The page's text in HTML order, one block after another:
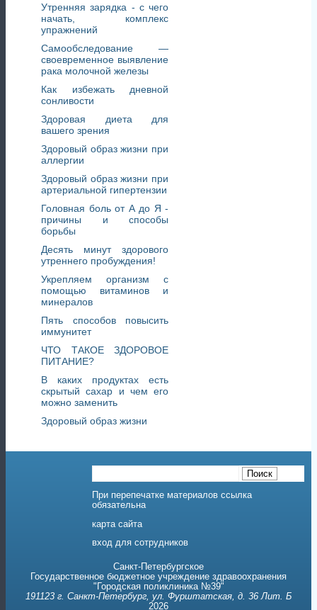
Утренняя зарядка - с чего
начать, комплекс
упражнений
Самообследование —
своевременное выявление
рака молочной железы
Как избежать дневной
сонливости
Здоровая диета для
вашего зрения
Здоровый образ жизни при
аллергии
Здоровый образ жизни при
артериальной гипертензии
Головная боль от А до Я -
причины и способы
борьбы
Десять минут здорового
утреннего пробуждения!
Укрепляем организм с
помощью витаминов и
минералов
Пять способов повысить
иммунитет
ЧТО ТАКОЕ ЗДОРОВОЕ
ПИТАНИЕ?
В каких продуктах есть
скрытый сахар и чем его
можно заменить
Здоровый образ жизни
При перепечатке материалов ссылка
обязательна
карта сайта
вход для сотрудников
Санкт-Петербургское
Государственное бюджетное учреждение здравоохранения
"Городская поликлиника №39"
191123 г. Санкт-Петербург, ул. Фурштатская, д. 36 Лит. Б
2026